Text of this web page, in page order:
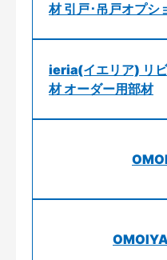
材 引戸･吊戸オプシ
ieria(イエリア) リ
材 オーダー用部材